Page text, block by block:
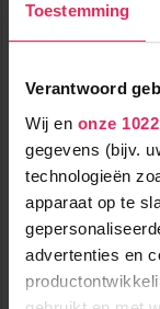
Toestemming
Verantwoord
Wij en onze
gegevens (bijv.
technologieën
apparaat op te
advertenties en
Gastvrij &
Niederau!
vanaf
471
incl. skipas